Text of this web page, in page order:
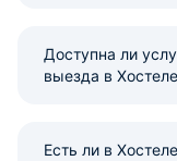
Доступна ли
выезда в
Есть ли в